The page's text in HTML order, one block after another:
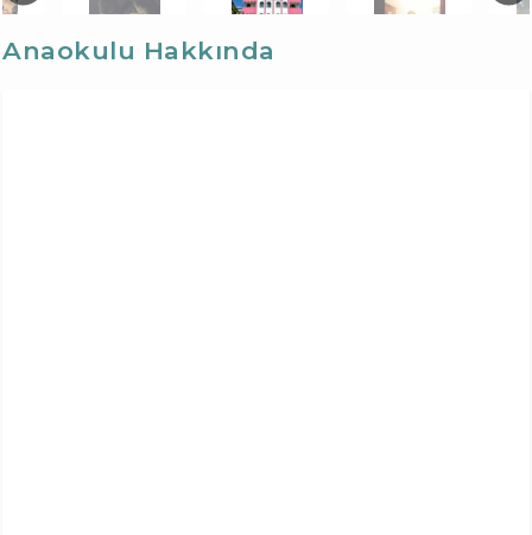
Anaokulu Hakkında